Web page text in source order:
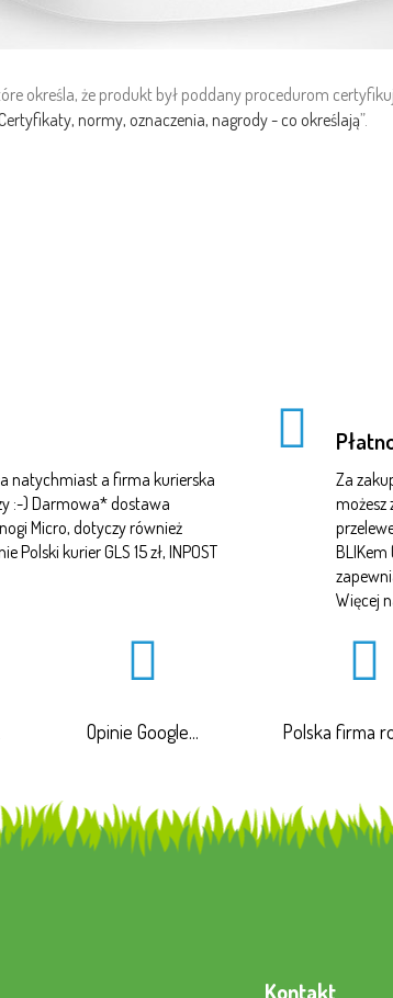
określa, że produkt był poddany procedurom
normy, oznaczenia, nagrody - co określają”.
natychmiast a firma kurierska
:-) Darmowa* dostawa
Micro, dotyczy również
kurier GLS 15 zł, INPOST
Za
możesz
BLIKem
Więcej
Opinie Google... Polska firma
Kontakt